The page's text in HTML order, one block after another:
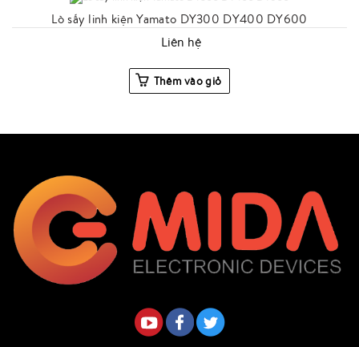
Lò sấy linh kiện Yamato DY300 DY400 DY600
Liên hệ
Thêm vào giỏ